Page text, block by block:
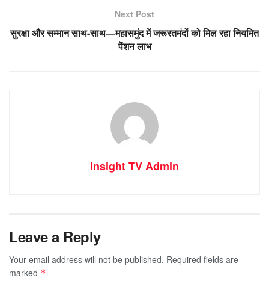
Next Post
सुरक्षा और सम्मान साथ-साथ—महासमुंद में जरूरतमंदों को मिल रहा नियमित
पेंशन लाभ
Insight TV Admin
Leave a Reply
Your email address will not be published. Required fields are
marked *